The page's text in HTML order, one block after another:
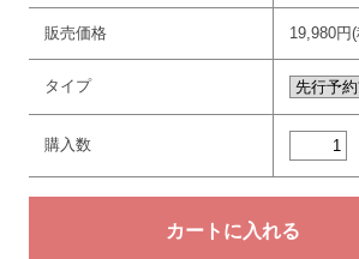
販売価格 19,980円
タイプ
購入数